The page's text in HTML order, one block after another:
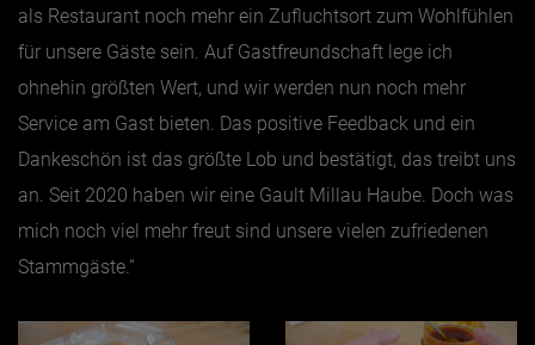
als Restaurant noch mehr ein Zufluchtsort zum Wohlfühlen
für unsere Gäste sein. Auf Gastfreundschaft lege ich
ohnehin größten Wert, und wir werden nun noch mehr
Service am Gast bieten. Das positive Feedback und ein
Dankeschön ist das größte Lob und bestätigt, das treibt uns
an. Seit 2020 haben wir eine Gault Millau Haube. Doch was
mich noch viel mehr freut sind unsere vielen zufriedenen
Stammgäste.“